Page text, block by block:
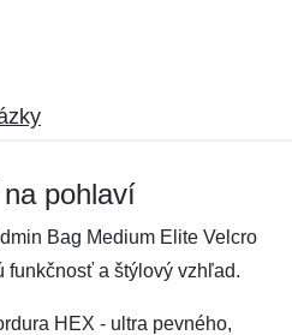
pohlaví
Bag Medium Elite Velcro
funkčnosť a štýlový vzhľad.
HEX - ultra pevného,